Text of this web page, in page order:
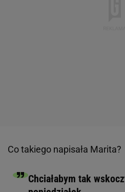
Co takiego napisała Marita?
Chciałabym tak